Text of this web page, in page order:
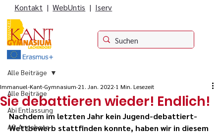
Kontakt |WebUntis | Iserv
Alle Beiträge
Abi Entlassung
AG-Angebote
Alle Beiträge
Sie debattieren wieder! Endlich!
Immanuel-Kant-Gymnasium 21. Jan. 2022 1 Min. Lesezeit
Nachdem im letzten Jahr kein Jugend-debattiert-
Wettbewerb stattfinden konnte, haben wir in diesem